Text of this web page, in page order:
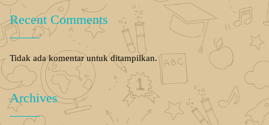
Recent Comments
Tidak ada komentar untuk ditampilkan.
Archives